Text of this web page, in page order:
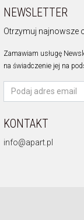
NEWSLETTER
Otrzymuj najnowsze
Zamawiam usługę
na świadczenie jej na
KONTAKT
info@apart.pl